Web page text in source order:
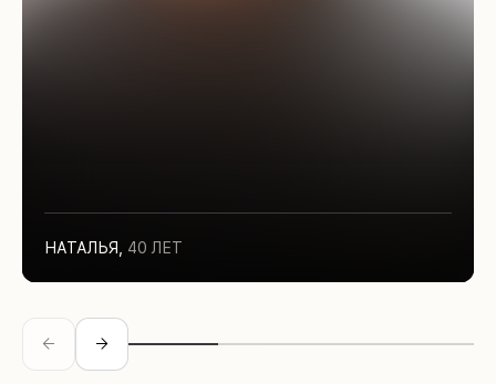
НАТАЛЬЯ, 40 ЛЕТ